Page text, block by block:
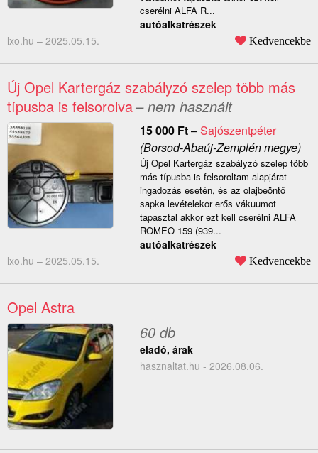
cserélni ALFA R...
autóalkatrészek
lxo.hu – 2025.05.15. Kedvencekbe
Új Opel Kartergáz szabályzó szelep több más
típusba is felsorolva– nem használt
15 000 Ft–Sajószentpéter
(Borsod-Abaúj-Zemplén megye)
Új Opel Kartergáz szabályzó szelep több
más típusba is felsoroltam alapjárat
ingadozás esetén, és az olajbeöntő
sapka levételekor erős vákuumot
tapasztal akkor ezt kell cserélni ALFA
ROMEO 159 (939...
autóalkatrészek
lxo.hu – 2025.05.15. Kedvencekbe
Opel Astra
60 db
eladó, árak
hasznaltat.hu - 2026.08.06.